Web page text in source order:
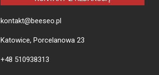
kontakt@beeseo.pl
Katowice, Porcelanowa 23
+48 510938313